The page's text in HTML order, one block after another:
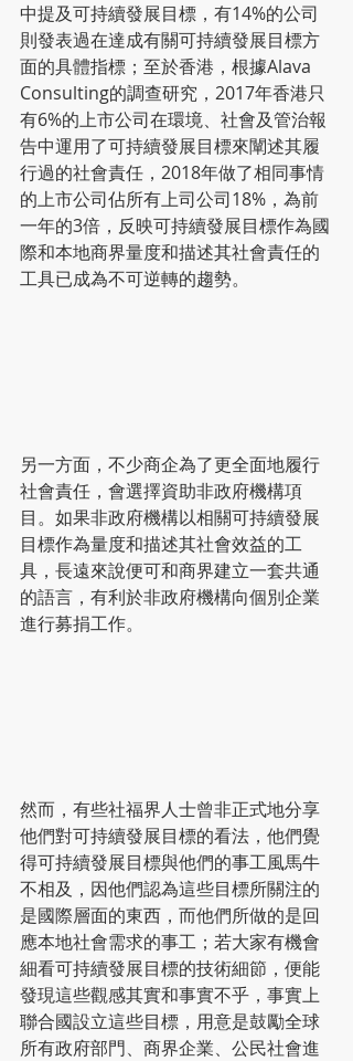
中提及可持續發展目標，有14%的公司
則發表過在達成有關可持續發展目標方
面的具體指標；至於香港，根據Alava
Consulting的調查研究，2017年香港只
有6%的上市公司在環境、社會及管治報
告中運用了可持續發展目標來闡述其履
行過的社會責任，2018年做了相同事情
的上市公司佔所有上司公司18%，為前
一年的3倍，反映可持續發展目標作為國
際和本地商界量度和描述其社會責任的
工具已成為不可逆轉的趨勢。
另一方面，不少商企為了更全面地履行
社會責任，會選擇資助非政府機構項
目。如果非政府機構以相關可持續發展
目標作為量度和描述其社會效益的工
具，長遠來說便可和商界建立一套共通
的語言，有利於非政府機構向個別企業
進行募捐工作。
然而，有些社福界人士曾非正式地分享
他們對可持續發展目標的看法，他們覺
得可持續發展目標與他們的事工風馬牛
不相及，因他們認為這些目標所關注的
是國際層面的東西，而他們所做的是回
應本地社會需求的事工；若大家有機會
細看可持續發展目標的技術細節，便能
發現這些觀感其實和事實不乎，事實上
聯合國設立這些目標，用意是鼓勵全球
所有政府部門、商界企業、公民社會進